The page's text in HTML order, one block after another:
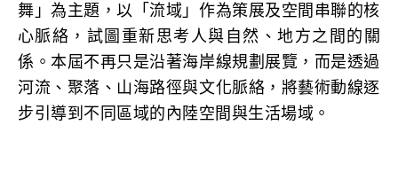
舞」為主題，以「流域」作為策展及空間串聯的核
心脈絡，試圖重新思考人與自然、地方之間的關
係。本屆不再只是沿著海岸線規劃展覽，而是透過
河流、聚落、山海路徑與文化脈絡，將藝術動線逐
步引導到不同區域的內陸空間與生活場域。